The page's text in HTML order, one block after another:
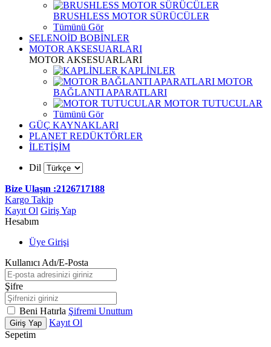
BRUSHLESS MOTOR SÜRÜCÜLER
Tümünü Gör
SELENOİD BOBİNLER
MOTOR AKSESUARLARI
MOTOR AKSESUARLARI
KAPLİNLER
MOTOR
BAĞLANTI APARATLARI
MOTOR TUTUCULAR
Tümünü Gör
GÜÇ KAYNAKLARI
PLANET REDÜKTÖRLER
İLETİŞİM
Dil
Bize Ulaşın :2126717188
Kargo Takip
Kayıt Ol Giriş Yap
Hesabım
Üye Girişi
Kullanıcı Adı/E-Posta
Şifre
Beni Hatırla Şifremi Unuttum
Giriş Yap
Kayıt Ol
Sepetim